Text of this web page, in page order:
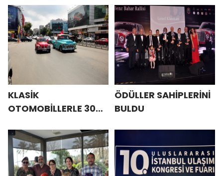
KLASİK
OTOMOBİLLERLE 30
ÖDÜLLER SAHİPLERİNİ
BULDU